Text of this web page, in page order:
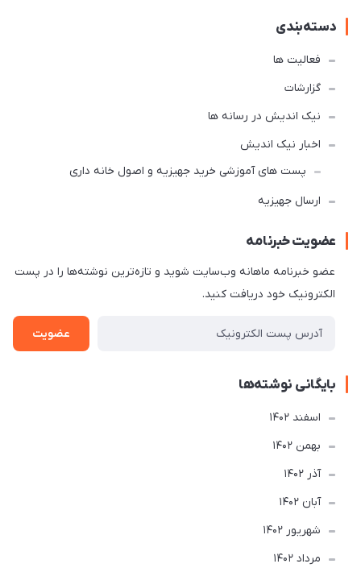
دسته‌بندی
فعالیت ها
گزارشات
نیک اندیش در رسانه ها
اخبار نیک اندیش
پست های آموزشی خرید جهیزیه و اصول خانه داری
ارسال جهیزیه
عضویت خبرنامه
عضو خبرنامه ماهانه وب‌سایت شوید و تازه‌ترین نوشته‌ها را در پست
الکترونیک خود دریافت کنید.
عضویت
بایگانی نوشته‌ها
اسفند 1402
بهمن 1402
آذر 1402
آبان 1402
شهریور 1402
مرداد 1402